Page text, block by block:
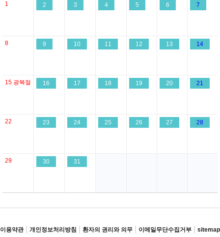
1 2 3 4 5 6 7
8 9 10 11 12 13 14
15 광복절 16 17 18 19 20 21
22 23 24 25 26 27 28
29 30 31
이용약관 개인정보처리방침 환자의 권리와 의무 이메일무단수집거부 sitemap